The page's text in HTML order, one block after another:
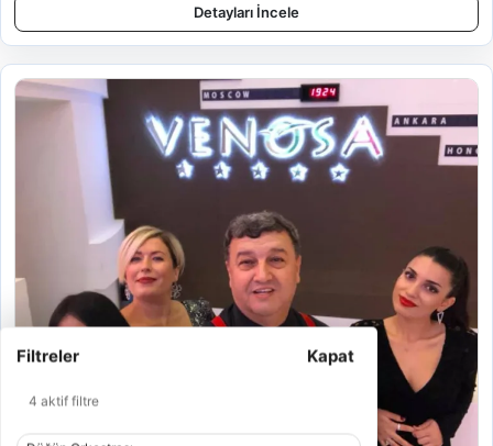
Filtreler Kapat
4 aktif filtre
Detayları İncele